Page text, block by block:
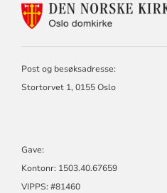
Post og besøksadresse:
Stortorvet 1, 0155 Oslo
Gave:
Kontonr: 1503.40.67659
VIPPS: #81460